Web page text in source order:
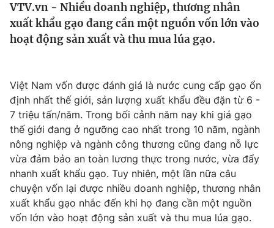
Thế giới
Tin tức
Câu chuyện quốc tế
Kinh tế
Thị trường
Góc doanh nghiệp
Dữ liệu và đời sống
Truyền hình
Phim VTV
Hậu trường
Nhân vật
Khán giả
Giải trí
Điện ảnh
Âm nhạc
Đời sống
Du lịch
Giáo dục
VTV.vn - Nhiều doanh nghiệp, thương nhân
xuất khẩu gạo đang cần một nguồn vốn lớn vào
hoạt động sản xuất và thu mua lúa gạo.
Việt Nam vốn được đánh giá là nước cung cấp gạo ổn
định nhất thế giới, sản lượng xuất khẩu đều đặn từ 6 -
7 triệu tấn/năm. Trong bối cảnh năm nay khi giá gạo
thế giới đang ở ngưỡng cao nhất trong 10 năm, ngành
nông nghiệp và ngành công thương cũng đang nỗ lực
vừa đảm bảo an toàn lương thực trong nước, vừa đẩy
nhanh xuất khẩu gạo. Tuy nhiên, một lần nữa câu
chuyện vốn lại được nhiều doanh nghiệp, thương nhân
xuất khẩu gạo nhắc đến khi họ đang cần một nguồn
vốn lớn vào hoạt động sản xuất và thu mua lúa gạo.